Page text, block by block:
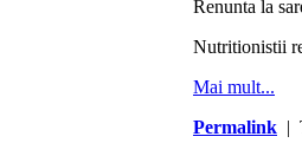
Renunta la
Nutritionistii
Mai mult...
Permalink |